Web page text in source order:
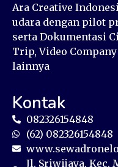
Ara Creative
udara dengan pilot
serta Dokumentasi
Trip, Video
lainnya
Kontak
082326154848
(62) 082326154848
Jl. Sriwijaya, Kec.